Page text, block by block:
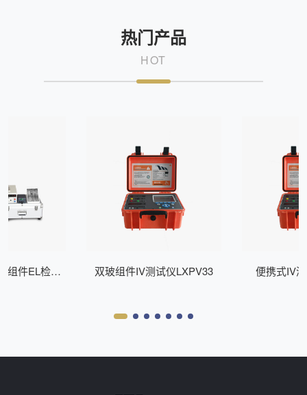
热门产品
HOT
组件EL检测
双玻组件IV测试仪LXPV33 便携式IV